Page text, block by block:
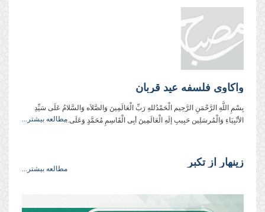
واکاوی فلسفه عید قربان
بِسْمِ اللَّهِ الرَّحْمَنِ الرَّحِیم الْحَمْدُللهِ رَبِّ الْعَالَمِینَ وَالصَّلاَه وَالسَّلامُ عَلَی سَیِّدِ
الأنْبِیَاءِ وَالْمُرسَلِین حَبِیبِ إلَهِ الْعَالَمِینَ أبِی الْقَاسِمِ مُحَمَّدٍ وَعَلَی...مطالعه بیشتر...
زینهار از تکبر مطالعه بیشتر...